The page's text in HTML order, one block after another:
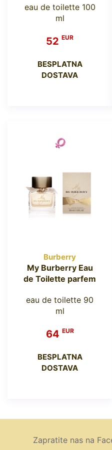
eau de toilette 100
ml
52 EUR
BESPLATNA
DOSTAVA
Burberry
My Burberry Eau
de Toilette parfem
eau de toilette 90
ml
64 EUR
BESPLATNA
DOSTAVA
Zapratite nas na